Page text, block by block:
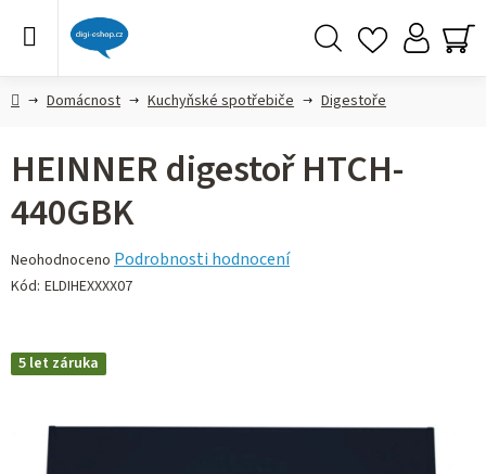
DomůDomácnost Kuchyňské spotřebiče Digestoře
HEINNER digestoř HTCH-
440GBK
Průměrné
hodnocení
0,0
z 5
Neohodnoceno Podrobnosti hodnocení
Kód: ELDIHEXXXX07
5 let záruka